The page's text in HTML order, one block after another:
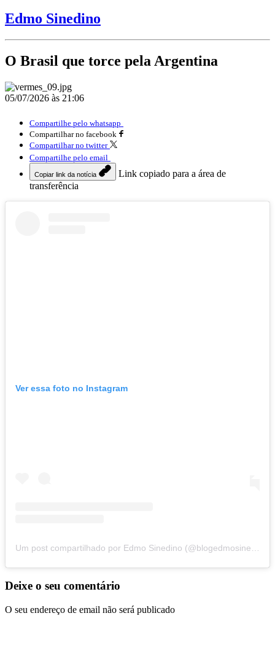
Edmo Sinedino
O Brasil que torce pela Argentina
05/07/2026 às 21:06
Compartilhe pelo whatsapp
Compartilhar no facebook
Compartilhar no twitter
Compartilhe pelo email
Copiar link da notícia
Link copiado para a área de
transferência
Ver essa foto no Instagram
Um post compartilhado por Edmo Sinedino (@blogedmosinedino)
Deixe o seu comentário
O seu endereço de email não será publicado